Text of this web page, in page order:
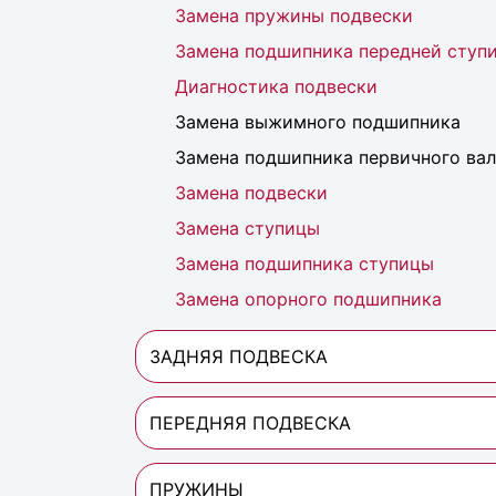
Замена пружины подвески
Замена подшипника передней
Диагностика подвески
Замена выжимного подшипника
Замена подшипника первичного
Замена подвески
Замена ступицы
Замена подшипника ступицы
Замена опорного подшипника
ЗАДНЯЯ ПОДВЕСКА
ПЕРЕДНЯЯ ПОДВЕСКА
ПРУЖИНЫ